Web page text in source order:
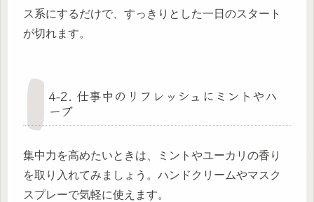
ス系にするだけで、すっきりとした一日のスタート
が切れます。
4-2. 仕事中のリフレッシュにミントやハ
ーブ
集中力を高めたいときは、ミントやユーカリの香り
を取り入れてみましょう。ハンドクリームやマスク
スプレーで気軽に使えます。